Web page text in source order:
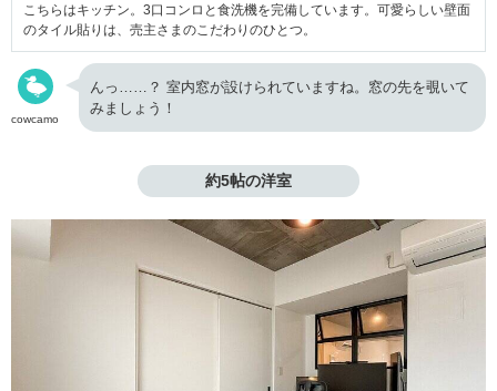
こちらはキッチン。3口コンロと食洗機を完備しています。可愛らしい壁面
のタイル貼りは、売主さまのこだわりのひとつ。
cowcamo
んっ……？ 室内窓が設けられていますね。窓の先を覗いて
みましょう！
約5帖の洋室